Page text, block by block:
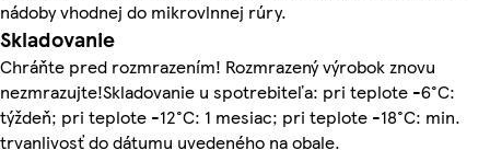
nádoby vhodnej do mikrovlnnej rúry.
Skladovanie
Chráňte pred rozmrazením! Rozmrazený výrobok znovu
nezmrazujte!Skladovanie u spotrebiteľa: pri teplote -6°C:
týždeň; pri teplote -12°C: 1 mesiac; pri teplote -18°C: min.
trvanlivosť do dátumu uvedeného na obale.